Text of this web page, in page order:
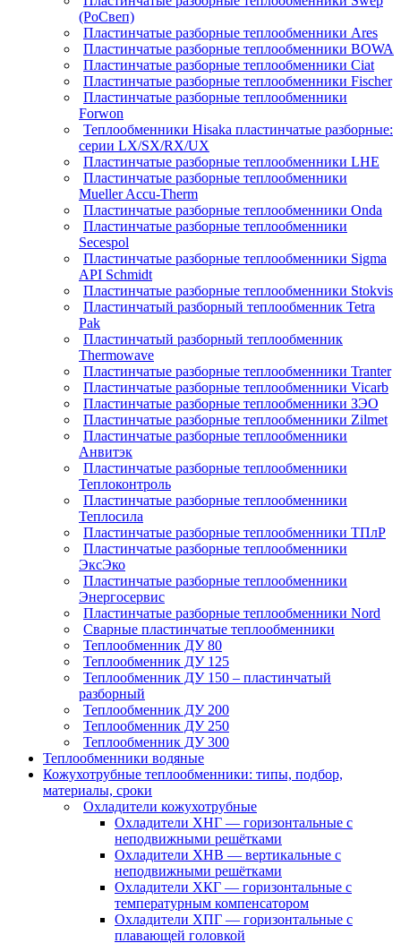
(РоСвеп)
Пластинчатые разборные теплообменники Ares
Пластинчатые разборные теплообменники BOWA
Пластинчатые разборные теплообменники Ciat
Пластинчатые разборные теплообменники Fischer
Пластинчатые разборные теплообменники
Forwon
Теплообменники Hisaka пластинчатые разборные:
серии LX/SX/RX/UX
Пластинчатые разборные теплообменники LHE
Пластинчатые разборные теплообменники
Mueller Accu-Therm
Пластинчатые разборные теплообменники Onda
Пластинчатые разборные теплообменники
Secespol
Пластинчатые разборные теплообменники Sigma
API Schmidt
Пластинчатые разборные теплообменники Stokvis
Пластинчатый разборный теплообменник Tetra
Pak
Пластинчатый разборный теплообменник
Thermowave
Пластинчатые разборные теплообменники Tranter
Пластинчатые разборные теплообменники Vicarb
Пластинчатые разборные теплообменники ЗЭО
Пластинчатые разборные теплообменники Zilmet
Пластинчатые разборные теплообменники
Анвитэк
Пластинчатые разборные теплообменники
Теплоконтроль
Пластинчатые разборные теплообменники
Теплосила
Пластинчатые разборные теплообменники ТПлР
Пластинчатые разборные теплообменники
ЭксЭко
Пластинчатые разборные теплообменники
Энергосервис
Пластинчатые разборные теплообменники Nord
Сварные пластинчатые теплообменники
Теплообменник ДУ 80
Теплообменник ДУ 125
Теплообменник ДУ 150 – пластинчатый
разборный
Теплообменник ДУ 200
Теплообменник ДУ 250
Теплообменник ДУ 300
Теплообменники водяные
Кожухотрубные теплообменники: типы, подбор,
материалы, сроки
Охладители кожухотрубные
Охладители ХНГ — горизонтальные с
неподвижными решётками
Охладители ХНВ — вертикальные с
неподвижными решётками
Охладители ХКГ — горизонтальные с
температурным компенсатором
Охладители ХПГ — горизонтальные с
плавающей головкой